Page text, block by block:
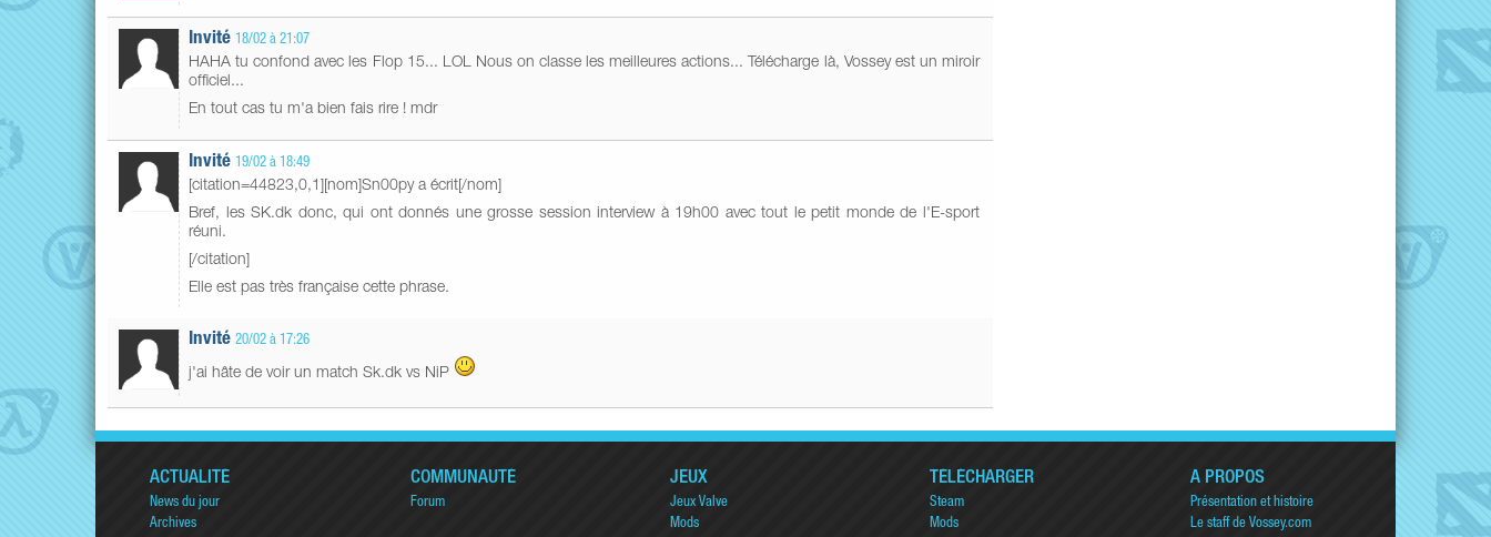
Invité 18/02 à 21:07
HAHA tu confond avec les Flop 15... LOL Nous on classe les meilleures actions... Télécharge là, Vossey est un miroir
officiel...
En tout cas tu m'a bien fais rire ! mdr
Invité 19/02 à 18:49
[citation=44823,0,1][nom]Sn00py a écrit[/nom]
Bref, les SK.dk donc, qui ont donnés une grosse session interview à 19h00 avec tout le petit monde de l'E-sport
réuni.
[/citation]
Elle est pas très française cette phrase.
Invité 20/02 à 17:26
j'ai hâte de voir un match Sk.dk vs NiP
ACTUALITÉ
News du jour
Archives
COMMUNAUTÉ
Forum
JEUX
Jeux Valve
Mods
TÉLÉCHARGER
Steam
Mods
A PROPOS
Présentation et histoire
Le staff de Vossey.com